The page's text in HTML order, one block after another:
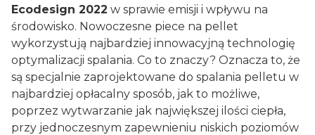
Ecodesign 2022 w sprawie emisji i wpływu na
środowisko. Nowoczesne piece na pellet
wykorzystują najbardziej innowacyjną technologię
optymalizacji spalania. Co to znaczy? Oznacza to, że
są specjalnie zaprojektowane do spalania pelletu w
najbardziej opłacalny sposób, jak to możliwe,
poprzez wytwarzanie jak największej ilości ciepła,
przy jednoczesnym zapewnieniu niskich poziomów